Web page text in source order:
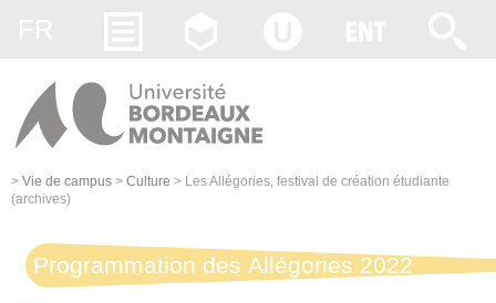
> Vie de campus > Culture > Les Allégories, festival de création étudiante
(archives)
Programmation des Allégories 2022